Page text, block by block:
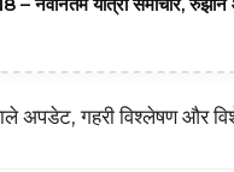
अपडेट, गहरी विश्लेषण और